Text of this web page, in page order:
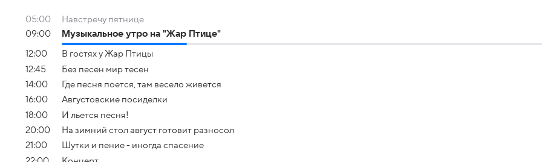
05:00
Навстречу пятнице
09:00
Музыкальное утро на "Жар Птице"
12:00
В гостях у Жар Птицы
12:45
Без песен мир тесен
14:00
Где песня поется, там весело живется
16:00
Августовские посиделки
18:00
И льется песня!
20:00
На зимний стол август готовит разносол
21:00
Шутки и пение - иногда спасение